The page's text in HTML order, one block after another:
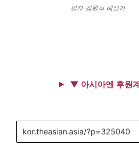
필자 김원식 해설가
▼ 아시아엔 후원